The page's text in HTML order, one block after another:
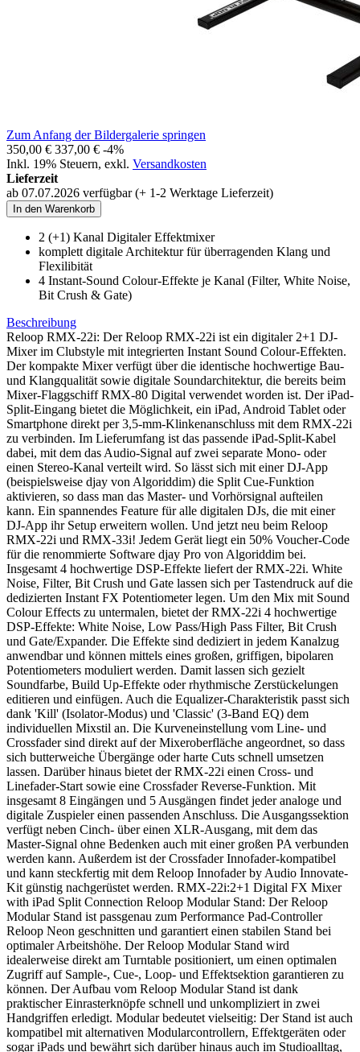
Zum Anfang der Bildergalerie springen
350,00 € 337,00 € -4%
Inkl. 19% Steuern, exkl. Versandkosten
Lieferzeit
ab 07.07.2026 verfügbar (+ 1-2 Werktage Lieferzeit)
In den Warenkorb
2 (+1) Kanal Digitaler Effektmixer
komplett digitale Architektur für überragenden Klang und
Flexilibität
4 Instant-Sound Colour-Effekte je Kanal (Filter, White Noise,
Bit Crush & Gate)
Beschreibung
Reloop RMX-22i: Der Reloop RMX-22i ist ein digitaler 2+1 DJ-
Mixer im Clubstyle mit integrierten Instant Sound Colour-Effekten.
Der kompakte Mixer verfügt über die identische hochwertige Bau-
und Klangqualität sowie digitale Soundarchitektur, die bereits beim
Mixer-Flaggschiff RMX-80 Digital verwendet worden ist. Der iPad-
Split-Eingang bietet die Möglichkeit, ein iPad, Android Tablet oder
Smartphone direkt per 3,5-mm-Klinkenanschluss mit dem RMX-22i
zu verbinden. Im Lieferumfang ist das passende iPad-Split-Kabel
dabei, mit dem das Audio-Signal auf zwei separate Mono- oder
einen Stereo-Kanal verteilt wird. So lässt sich mit einer DJ-App
(beispielsweise djay von Algoriddim) die Split Cue-Funktion
aktivieren, so dass man das Master- und Vorhörsignal aufteilen
kann. Ein spannendes Feature für alle digitalen DJs, die mit einer
DJ-App ihr Setup erweitern wollen. Und jetzt neu beim Reloop
RMX-22i und RMX-33i! Jedem Gerät liegt ein 50% Voucher-Code
für die renommierte Software djay Pro von Algoriddim bei.
Insgesamt 4 hochwertige DSP-Effekte liefert der RMX-22i. White
Noise, Filter, Bit Crush und Gate lassen sich per Tastendruck auf die
dedizierten Instant FX Potentiometer legen. Um den Mix mit Sound
Colour Effects zu untermalen, bietet der RMX-22i 4 hochwertige
DSP-Effekte: White Noise, Low Pass/High Pass Filter, Bit Crush
und Gate/Expander. Die Effekte sind dediziert in jedem Kanalzug
anwendbar und können mittels eines großen, griffigen, bipolaren
Potentiometers moduliert werden. Damit lassen sich gezielt
Soundfarbe, Build Up-Effekte oder rhythmische Zerstückelungen
editieren und einfügen. Auch die Equalizer-Charakteristik passt sich
dank 'Kill' (Isolator-Modus) und 'Classic' (3-Band EQ) dem
individuellen Mixstil an. Die Kurveneinstellung vom Line- und
Crossfader sind direkt auf der Mixeroberfläche angeordnet, so dass
sich butterweiche Übergänge oder harte Cuts schnell umsetzen
lassen. Darüber hinaus bietet der RMX-22i einen Cross- und
Linefader-Start sowie eine Crossfader Reverse-Funktion. Mit
insgesamt 8 Eingängen und 5 Ausgängen findet jeder analoge und
digitale Zuspieler einen passenden Anschluss. Die Ausgangssektion
verfügt neben Cinch- über einen XLR-Ausgang, mit dem das
Master-Signal ohne Bedenken auch mit einer großen PA verbunden
werden kann. Außerdem ist der Crossfader Innofader-kompatibel
und kann steckfertig mit dem Reloop Innofader by Audio Innovate-
Kit günstig nachgerüstet werden. RMX-22i:2+1 Digital FX Mixer
with iPad Split Connection Reloop Modular Stand: Der Reloop
Modular Stand ist passgenau zum Performance Pad-Controller
Reloop Neon geschnitten und garantiert einen stabilen Stand bei
optimaler Arbeitshöhe. Der Reloop Modular Stand wird
idealerweise direkt am Turntable positioniert, um einen optimalen
Zugriff auf Sample-, Cue-, Loop- und Effektsektion garantieren zu
können. Der Aufbau vom Reloop Modular Stand ist dank
praktischer Einrasterknöpfe schnell und unkompliziert in zwei
Handgriffen erledigt. Modular bedeutet vielseitig: Der Stand ist auch
kompatibel mit alternativen Modularcontrollern, Effektgeräten oder
sogar iPads und bewährt sich darüber hinaus auch im Studioalltag,